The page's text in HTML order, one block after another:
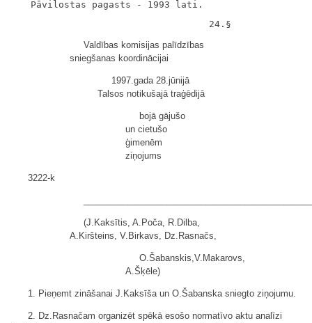
Valdības komisijas palīdzības
sniegšanas koordinācijai
1997.gada 28.jūnijā
Talsos notikušajā traģēdijā
bojā gājušo
un cietušo
ģimenēm
ziņojums
3222-k
(J.Kaksītis, A.Poča, R.Dilba,
A.Kiršteins, V.Birkavs, Dz.Rasnačs,
O.Šabanskis,V.Makarovs,
A.Šķēle)
1. Pieņemt zināšanai J.Kaksīša un O.Šabanska sniegto ziņojumu.
2. Dz.Rasnačam organizēt spēkā esošo normatīvo aktu analīzi